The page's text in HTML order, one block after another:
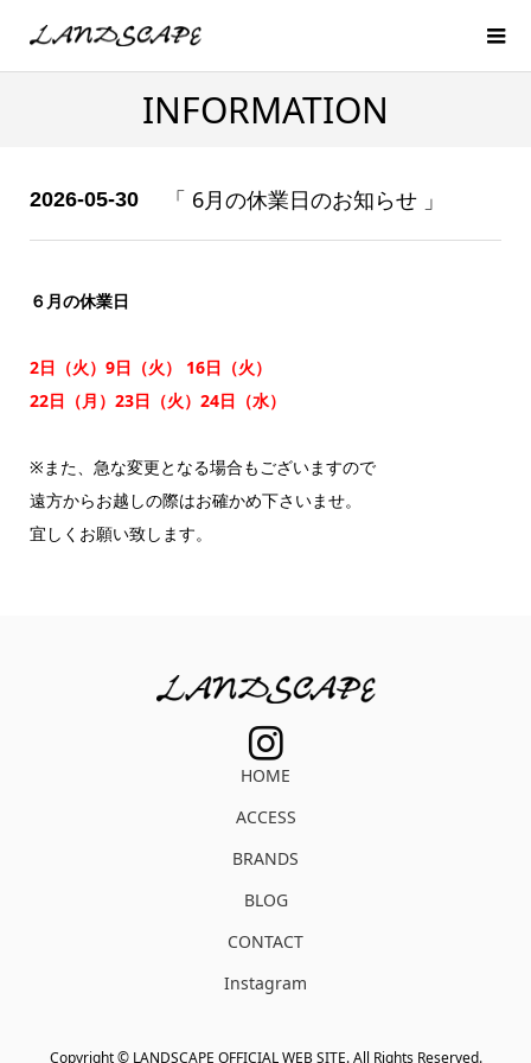
INFORMATION
2026-05-30 「 6月の休業日のお知らせ 」
６月の休業日
2日（火）9日（火） 16日（火）
22日（月）23日（火）24日（水）
※また、急な変更となる場合もございますので
遠方からお越しの際はお確かめ下さいませ。
宜しくお願い致します。
HOME
ACCESS
BRANDS
BLOG
CONTACT
Instagram
Copyright ©LANDSCAPE OFFICIAL WEB SITE. All Rights Reserved.